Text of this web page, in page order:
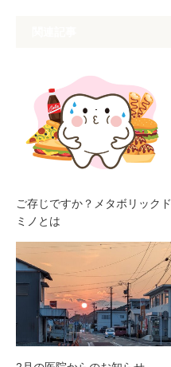
ご存じですか？メタボリックド
ミノとは